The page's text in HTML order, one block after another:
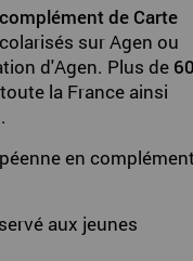
de Carte
sur Agen ou
d'Agen. Plus de 60
la France ainsi
.
en complément
aux jeunes